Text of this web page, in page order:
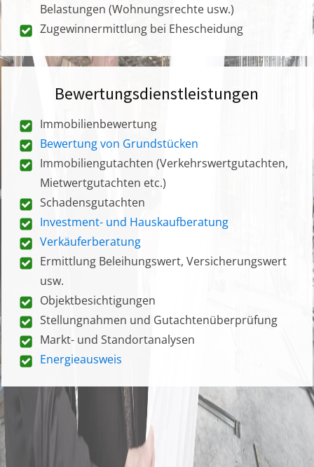
Belastungen (Wohnungsrechte usw.)
Zugewinnermittlung bei Ehescheidung
Bewertungsdienstleistungen
Immobilienbewertung
Bewertung von Grundstücken
Immobiliengutachten (Verkehrswertgutachten,
Mietwertgutachten etc.)
Schadensgutachten
Investment- und Hauskaufberatung
Verkäuferberatung
Ermittlung Beleihungswert, Versicherungswert
usw.
Objektbesichtigungen
Stellungnahmen und Gutachtenüberprüfung
Markt- und Standortanalysen
Energieausweis